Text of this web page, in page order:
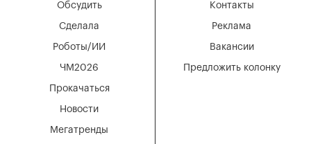
Мегатренды
Новости
Обсудить
Сделала
Роботы/ИИ
ЧМ2026
Прокачаться
Вакансии
Реклама
Контакты
Предложить колонку